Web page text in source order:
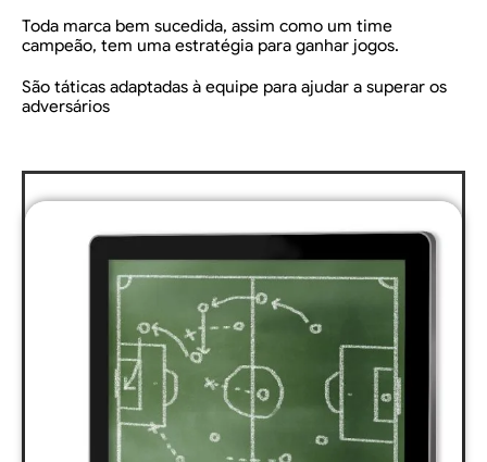
Toda marca bem sucedida, assim como um time
campeão, tem uma estratégia para ganhar jogos.
São táticas adaptadas à equipe para ajudar a superar os
adversários